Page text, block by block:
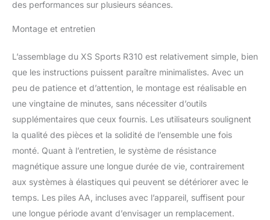
d'exercice de qualité
affiné par des centaines
d'heures de recherche
de pointe.
des performances sur plusieurs séances.
Montage et entretien
L’assemblage du XS Sports R310 est relativement simple, bien
que les instructions puissent paraître minimalistes. Avec un
peu de patience et d’attention, le montage est réalisable en
une vingtaine de minutes, sans nécessiter d’outils
supplémentaires que ceux fournis. Les utilisateurs soulignent
la qualité des pièces et la solidité de l’ensemble une fois
monté. Quant à l’entretien, le système de résistance
magnétique assure une longue durée de vie, contrairement
aux systèmes à élastiques qui peuvent se détériorer avec le
temps. Les piles AA, incluses avec l’appareil, suffisent pour
une longue période avant d’envisager un remplacement.